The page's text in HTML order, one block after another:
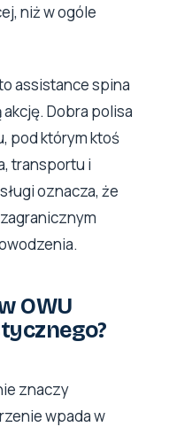
niż w ogóle
assistance spina
Dobra polisa
pod którym ktoś
transportu i
oznacza, że
OWU
znaczy
wpada w